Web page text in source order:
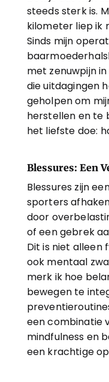
steeds sterk is.
kilometer liep ik
Sinds mijn
met zenuwpijn
die uitdagingen
geholpen om
herstellen en te
het liefste doe:
Blessures: Een
Blessures zijn
sporters
door
of een gebrek
Dit is niet alleen
ook mentaal
merk ik hoe
bewegen te
een combinatie
mindfulness en
een krachtige